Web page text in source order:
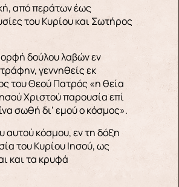
από περάτων έως
του Κυρίου και Σωτήρος
δούλου λαβών εν
γεννηθείς εκ
του Θεού Πατρός «η θεία
Χριστού παρουσία επί
σωθή δι’ εμού ο κόσμος».
αυτού κόσμου, εν τη δόξη
του Κυρίου Ιησού, ως
και τα κρυφά